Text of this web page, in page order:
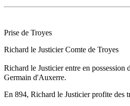
Prise de Troyes
Richard le Justicier Comte de Troyes
Richard le Justicier entre en
Germain d'Auxerre.
En 894, Richard le Justicier profite des